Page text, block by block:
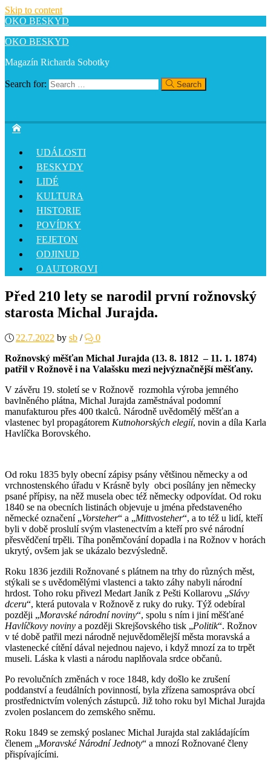
Skip to content
OKO BESKYD
OKO BESKYD
Magazín Richarda Sobotky
Search for: Search
UDÁLOSTI
BESKYDY
LIDÉ
KULTURA
HISTORIE
POVÍDKY
FEJETON
ODJINUD
O AUTOROVI
Před 210 lety se narodil první rožnovský
starosta Michal Jurajda.
22.7.2022 by sb /
0
Rožnovský měšťan Michal Jurajda (13. 8. 1812 – 11. 1. 1874)
patřil v Rožnově i na Valašsku mezi nejvýznačnější měšťany.
V závěru 19. století se v Rožnově rozmohla výroba jemného
bavlněného plátna, Michal Jurajda zaměstnával podomní
manufakturou přes 400 tkalců. Národně uvědomělý měšťan a
vlastenec byl propagátorem Kutnohorských elegií, novin a díla Karla
Havlíčka Borovského.
Od roku 1835 byly obecní zápisy psány většinou německy a od
vrchnostenského úřadu v Krásně byly obci posílány jen německy
psané přípisy, na něž musela obec též německy odpovídat. Od roku
1840 se na obecních listinách objevuje u jména představeného
německé označení „Vorsteher“ a „Mittvosteher“, a to též u lidí, kteří
byli v době proslulí svým vlastenectvím a kteří pro své národní
přesvědčení trpěli. Tíha poněmčování dopadla i na Rožnov v horách
ukrytý, ovšem jak se ukázalo bezvýsledně.
Roku 1836 jezdili Rožnované s plátnem na trhy do různých měst,
stýkali se s uvědomělými vlastenci a takto záhy nabyli národní
hrdost. Toho roku přivezl Medart Janík z Pešti Kollarovu „Slávy
dceru“, která putovala v Rožnově z ruky do ruky. Týž odebíral
později „Moravské národní noviny“, spolu s ním i jiní měšťané
Havlíčkovy noviny a později Skrejšovského tisk „Politik“. Rožnov
v té době patřil mezi národně nejuvědomělejší města moravská a
vlastenecké cítění dával nejednou najevo, i když mnozí za to trpět
museli. Láska k vlasti a národu naplňovala srdce občanů.
Po revolučních změnách v roce 1848, kdy došlo ke zrušení
poddanství a feudálních povinností, byla zřízena samospráva obcí
prostřednictvím volených zástupců. Již toho roku byl Michal Jurajda
zvolen poslancem do zemského sněmu.
Roku 1849 se zemský poslanec Michal Jurajda stal zakládajícím
členem „Moravské Národní Jednoty“ a mnozí Rožnované členy
přispívajícími.